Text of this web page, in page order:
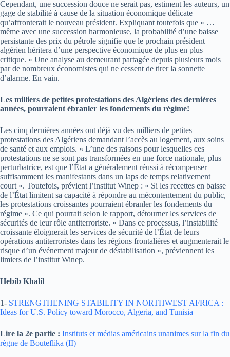
Cependant, une succession douce ne serait pas, estiment les auteurs, un
gage de stabilité à cause de la situation économique délicate
qu’affronterait le nouveau président. Expliquant toutefois que « …
même avec une succession harmonieuse, la probabilité d’une baisse
persistante des prix du pétrole signifie que le prochain président
algérien héritera d’une perspective économique de plus en plus
critique. » Une analyse au demeurant partagée depuis plusieurs mois
par de nombreux économistes qui ne cessent de tirer la sonnette
d’alarme. En vain.
Les milliers de petites protestations des Algériens des dernières
années, pourraient ébranler les fondements du régime!
Les cinq dernières années ont déjà vu des milliers de petites
protestations des Algériens demandant l’accès au logement, aux soins
de santé et aux emplois. « L’une des raisons pour lesquelles ces
protestations ne se sont pas transformées en une force nationale, plus
perturbatrice, est que l’État a généralement réussi à récompenser
suffisamment les manifestants dans un laps de temps relativement
court ». Toutefois, prévient l’institut Winep : « Si les recettes en baisse
de l’État limitent sa capacité à répondre au mécontentement du public,
les protestations croissantes pourraient ébranler les fondements du
régime ». Ce qui pourrait selon le rapport, détourner les services de
sécurités de leur rôle antiterroriste. « Dans ce processus, l’instabilité
croissante éloignerait les services de sécurité de l’État de leurs
opérations antiterroristes dans les régions frontalières et augmenterait le
risque d’un événement majeur de déstabilisation », préviennent les
limiers de l’institut Winep.
Hebib Khalil
1- STRENGTHENING STABILITY IN NORTHWEST AFRICA :
Ideas for U.S. Policy toward Morocco, Algeria, and Tunisia
Lire la 2e partie : Instituts et médias américains unanimes sur la fin du
règne de Bouteflika (II)